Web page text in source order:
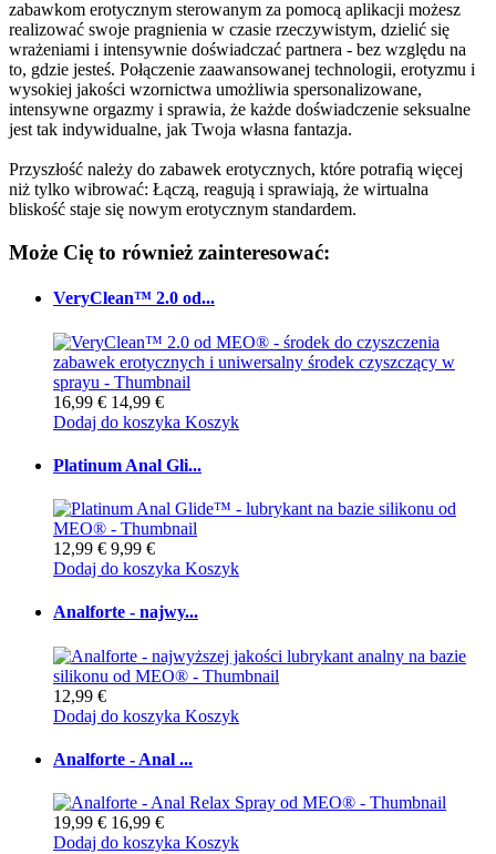
zabawkom erotycznym sterowanym za pomocą aplikacji możesz
realizować swoje pragnienia w czasie rzeczywistym, dzielić się
wrażeniami i intensywnie doświadczać partnera - bez względu na
to, gdzie jesteś. Połączenie zaawansowanej technologii, erotyzmu i
wysokiej jakości wzornictwa umożliwia spersonalizowane,
intensywne orgazmy i sprawia, że każde doświadczenie seksualne
jest tak indywidualne, jak Twoja własna fantazja.
Przyszłość należy do zabawek erotycznych, które potrafią więcej
niż tylko wibrować: Łączą, reagują i sprawiają, że wirtualna
bliskość staje się nowym erotycznym standardem.
Może Cię to również zainteresować:
VeryClean™ 2.0 od...
16,99 € 14,99 €
Dodaj do koszyka Koszyk
Platinum Anal Gli...
12,99 € 9,99 €
Dodaj do koszyka Koszyk
Analforte - najwy...
12,99 €
Dodaj do koszyka Koszyk
Analforte - Anal ...
19,99 € 16,99 €
Dodaj do koszyka Koszyk